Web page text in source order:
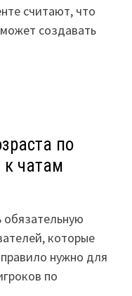
считают, что
создавать
по
к чатам
обязательную
которые
нужно для
по